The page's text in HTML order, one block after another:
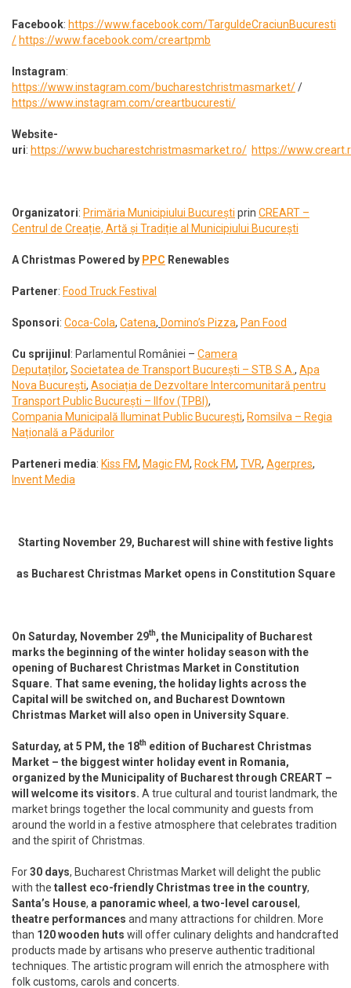
Facebook: https://www.facebook.com/TarguldeCraciunBucuresti
/https://www.facebook.com/creartpmb
Instagram:
https://www.instagram.com/bucharestchristmasmarket//
https://www.instagram.com/creartbucuresti/
Website-
uri: https://www.bucharestchristmasmarket.ro/ https://
Organizatori: Primăria Municipiului București prin CREART –
Centrul de Creație, Artă și Tradiție al Municipiului București
A Christmas Powered by PPC Renewables
Partener: Food Truck Festival
Sponsori: Coca-Cola, Catena, Domino’s Pizza, Pan Food
Cu sprijinul: Parlamentul României – Camera
Deputaților, Societatea de Transport București – STB S.A. , Apa
Nova București, Asociația de Dezvoltare Intercomunitară pentru
Transport Public București – Ilfov (TPBI),
Compania Municipală Iluminat PublicBucurești, Romsilva – Regia
Națională a Pădurilor
Parteneri media: Kiss FM, Magic FM, Rock FM, TVR, Agerpres,
Invent Media
Starting November 29, Bucharest will shine with festive lights
as Bucharest Christmas Market opens in Constitution Square
On Saturday, November 29th, the Municipality of Bucharest
marks the beginning of the winter holiday season with the
opening of Bucharest Christmas Market in Constitution
Square. That same evening, the holiday lights across the
Capital will be switched on, and Bucharest Downtown
Christmas Market will also open in University Square.
Saturday, at 5 PM, the 18th edition of Bucharest Christmas
Market – the biggest winter holiday event in Romania,
organized by the Municipality of Bucharest through CREART –
will welcome its visitors. A true cultural and tourist landmark, the
market brings together the local community and guests from
around the world in a festive atmosphere that celebrates tradition
and the spirit of Christmas.
For30 days, Bucharest Christmas Market will delight the public
with the tallest eco-friendly Christmas tree in the country,
Santa’s House, a panoramic wheel, a two-level carousel,
theatre performances and many attractions for children. More
than 120 wooden huts will offer culinary delights and handcrafted
products made by artisans who preserve authentic traditional
techniques. The artistic program will enrich the atmosphere with
folk customs, carols and concerts.